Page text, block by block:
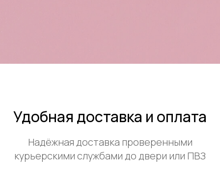
Удобная доставка и оплата
Надёжная доставка проверенными
курьерскими службами до двери или ПВЗ